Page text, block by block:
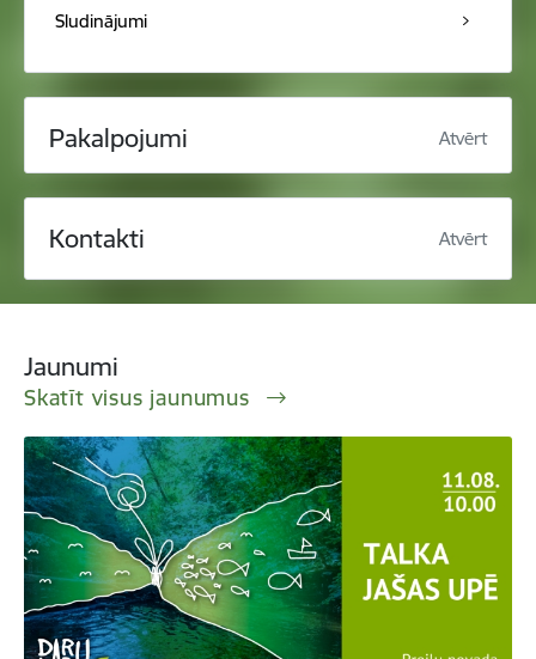
Sludinājumi
Pakalpojumi Atvērt
Kontakti Atvērt
Jaunumi
Skatīt visus jaunumus